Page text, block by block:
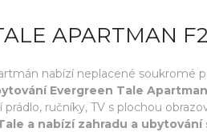
APARTMAN F2
nabízí neplacené soukromé
Evergreen Tale
ručníky, TV s plochou
a nabízí zahradu a